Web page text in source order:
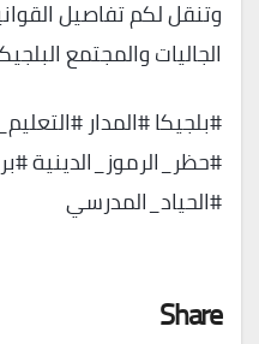
وتنقل لكم تفاصيل
الجاليات والمجتمع
#بلجيكا #المدار
#حظر_الرموز_الدينية
#الحياد_المدرسي
Share